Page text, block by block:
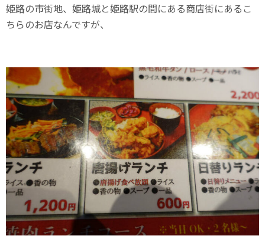
姫路の市街地、姫路城と姫路駅の間にある商店街にあるこ
ちらのお店なんですが、